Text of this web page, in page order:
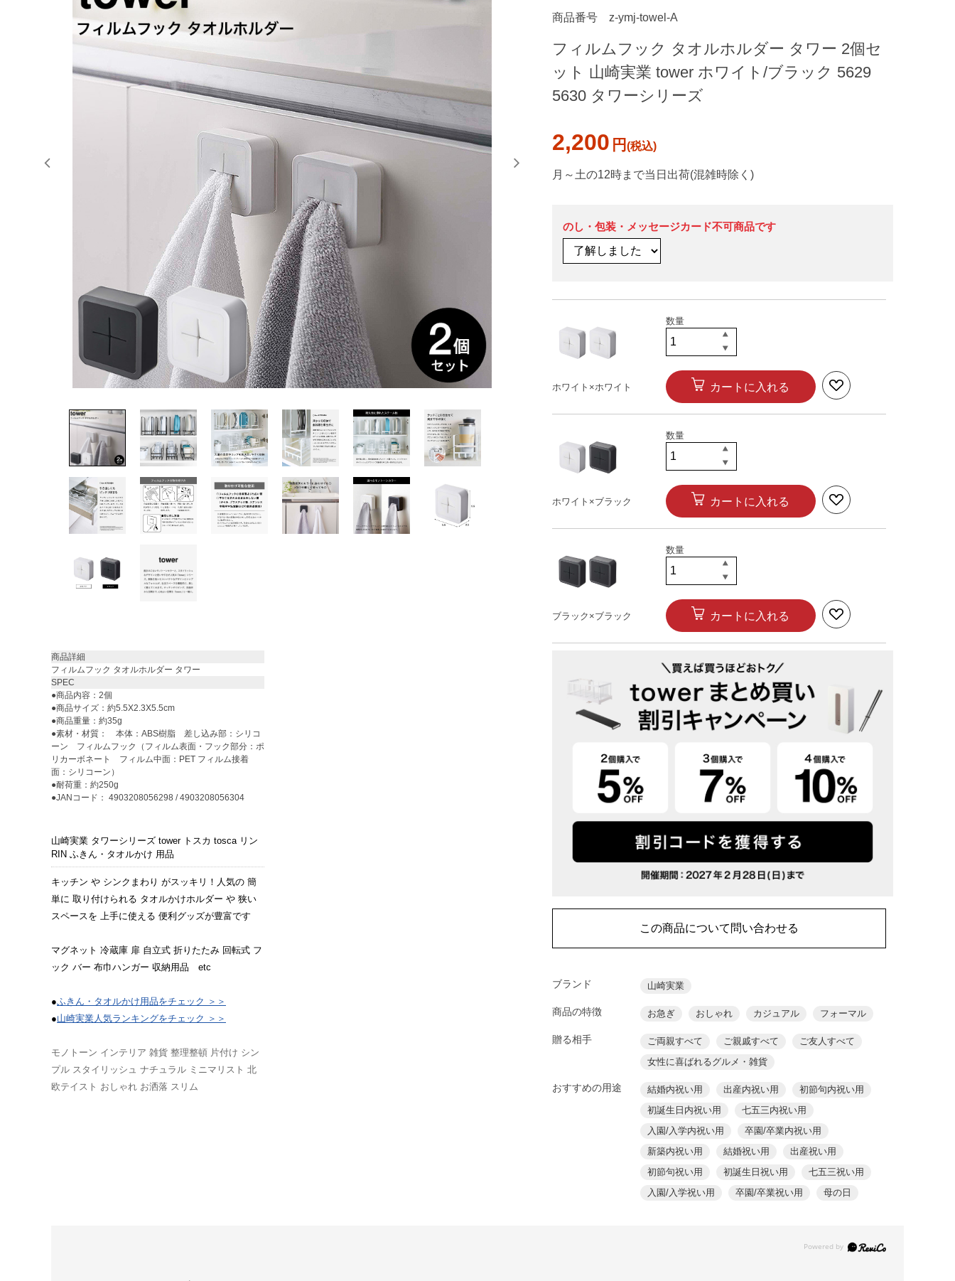
商品詳細
フィルムフック タオルホルダー タワー
SPEC
●商品内容：2個
●商品サイズ：約5.5X2.3X5.5cm
●商品重量：約35g
●素材・材質： 本体：ABS樹脂 差し込み部：シリコ
ーン フィルムフック（フィルム表面・フック部分：ポ
リカーボネート フィルム中面：PET フィルム接着
面：シリコーン）
●耐荷重：約250g
●JANコード： 4903208056298 / 4903208056304
山崎実業 タワーシリーズ tower トスカ tosca リン
RIN ふきん・タオルかけ 用品
キッチン や シンクまわり がスッキリ！人気の 簡
単に 取り付けられる タオルかけホルダー や 狭い
スペースを 上手に使える 便利グッズが豊富です
マグネット 冷蔵庫 扉 自立式 折りたたみ 回転式 フ
ック バー 布巾ハンガー 収納用品 etc
●ふきん・タオルかけ用品をチェック ＞＞
●山崎実業人気ランキングをチェック ＞＞
モノトーン インテリア 雑貨 整理整頓 片付け シン
プル スタイリッシュ ナチュラル ミニマリスト 北
欧テイスト おしゃれ お洒落 スリム
商品番号 z-ymj-towel-A
フィルムフック タオルホルダー タワー 2個セ
ット 山崎実業 tower ホワイト/ブラック 5629
5630 タワーシリーズ
2,200 円
月～土の12時まで当日出荷(混雑時除く)
のし・包装・メッセージカード不可商品です
ホワイト×ホワイト カートに入れる
ホワイト×ブラック カートに入れる
ブラック×ブラック カートに入れる
この商品について問い合わせる
ブランド 山崎実業
商品の特徴 お急ぎ おしゃれ カジュアル フォーマル
贈る相手 ご両親すべて ご親戚すべて
ご友人すべて
女性に喜ばれるグルメ・雑貨
おすすめの用途 結婚内祝い用 出産内祝い用
初節句内祝い用
初誕生日内祝い用
七五三内祝い用
入園/入学内祝い用
卒園/卒業内祝い用
新築内祝い用
結婚祝い用
出産祝い用
初節句祝い用
初誕生日祝い用
七五三祝い用
入園/入学祝い用
卒園/卒業祝い用 母の日